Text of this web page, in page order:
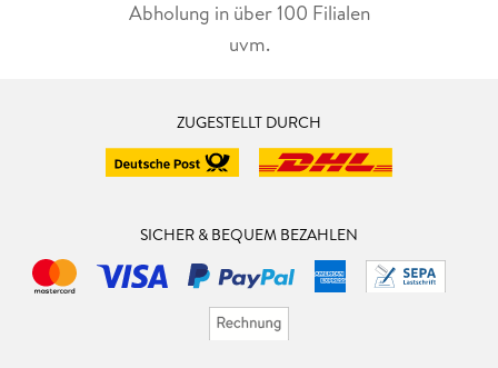
Abholung in über 100 Filialen
uvm.
ZUGESTELLT DURCH
SICHER & BEQUEM BEZAHLEN